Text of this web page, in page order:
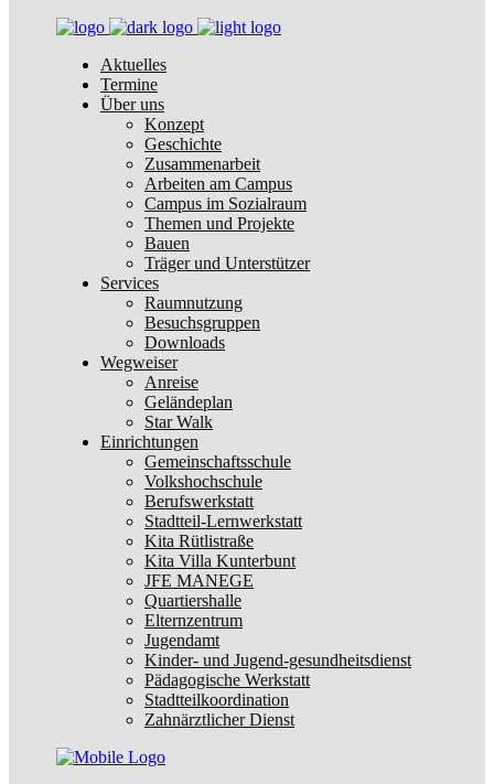
Aktuelles
Termine
Über uns
Konzept
Geschichte
Zusammenarbeit
Arbeiten am Campus
Campus im Sozialraum
Themen und Projekte
Bauen
Träger und Unterstützer
Services
Raumnutzung
Besuchsgruppen
Downloads
Wegweiser
Anreise
Geländeplan
Star Walk
Einrichtungen
Gemeinschaftsschule
Volkshochschule
Berufswerkstatt
Stadtteil-Lernwerkstatt
Kita Rütlistraße
Kita Villa Kunterbunt
JFE MANEGE
Quartiershalle
Elternzentrum
Jugendamt
Kinder- und Jugend-gesundheitsdienst
Pädagogische Werkstatt
Stadtteilkoordination
Zahnärztlicher Dienst